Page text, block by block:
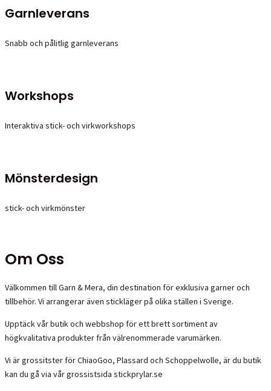
Garnleverans
Snabb och pålitlig garnleverans
Workshops
Interaktiva stick- och virkworkshops
Mönsterdesign
stick- och virkmönster
Om Oss
Välkommen till Garn & Mera, din destination för exklusiva garner och
tillbehör. Vi arrangerar även stickläger på olika ställen i Sverige.
Upptäck vår butik och webbshop för ett brett sortiment av
högkvalitativa produkter från välrenommerade varumärken.
Vi är grossitster för ChiaoGoo, Plassard och Schoppelwolle, är du butik
kan du gå via vår grossistsida stickprylar.se